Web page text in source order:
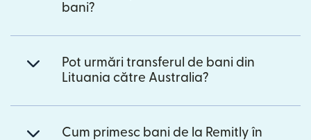
bani?
Pot urmări transferul de bani din
Lituania către Australia?
Cum primesc bani de la Remitly în